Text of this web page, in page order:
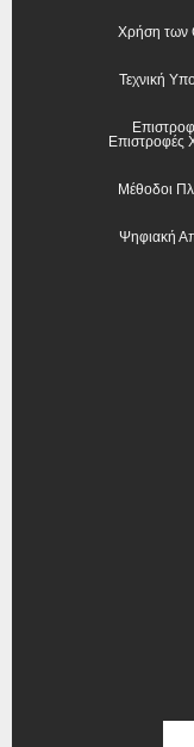
Χρήση των
Τεχνική
Επιστροφές
Μέθοδοι
Ψηφιακή